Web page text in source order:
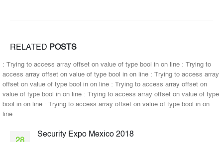
RELATED POSTS
: Trying to access array offset on value of type bool in on line : Trying to
access array offset on value of type bool in on line : Trying to access array
offset on value of type bool in on line : Trying to access array offset on
value of type bool in on line : Trying to access array offset on value of type
bool in on line : Trying to access array offset on value of type bool in on
line
Security Expo Mexico 2018